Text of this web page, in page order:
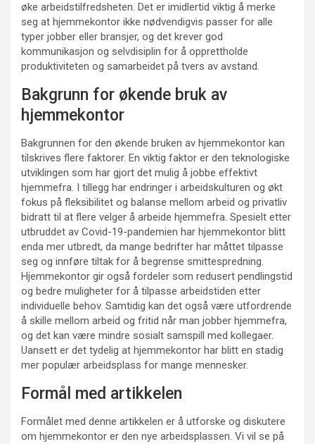
øke arbeidstilfredsheten. Det er imidlertid viktig å merke
seg at hjemmekontor ikke nødvendigvis passer for alle
typer jobber eller bransjer, og det krever god
kommunikasjon og selvdisiplin for å opprettholde
produktiviteten og samarbeidet på tvers av avstand.
Bakgrunn for økende bruk av
hjemmekontor
Bakgrunnen for den økende bruken av hjemmekontor kan
tilskrives flere faktorer. En viktig faktor er den teknologiske
utviklingen som har gjort det mulig å jobbe effektivt
hjemmefra. I tillegg har endringer i arbeidskulturen og økt
fokus på fleksibilitet og balanse mellom arbeid og privatliv
bidratt til at flere velger å arbeide hjemmefra. Spesielt etter
utbruddet av Covid-19-pandemien har hjemmekontor blitt
enda mer utbredt, da mange bedrifter har måttet tilpasse
seg og innføre tiltak for å begrense smittespredning.
Hjemmekontor gir også fordeler som redusert pendlingstid
og bedre muligheter for å tilpasse arbeidstiden etter
individuelle behov. Samtidig kan det også være utfordrende
å skille mellom arbeid og fritid når man jobber hjemmefra,
og det kan være mindre sosialt samspill med kollegaer.
Uansett er det tydelig at hjemmekontor har blitt en stadig
mer populær arbeidsplass for mange mennesker.
Formål med artikkelen
Formålet med denne artikkelen er å utforske og diskutere
om hjemmekontor er den nye arbeidsplassen. Vi vil se på